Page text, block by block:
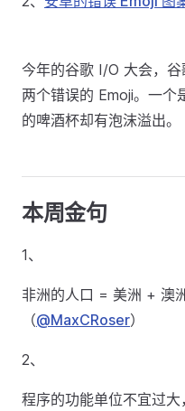
今年的谷歌 I/O 大会，
两个错误的 Emoji。一个
的啤酒杯却有泡沫溢出。
本周金句
1、
非洲的人口 = 美洲 + 澳
（@MaxCRoser）
2、
程序的功能单位不宜过